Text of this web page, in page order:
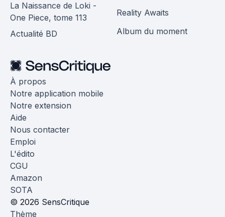
La Naissance de Loki -
One Piece, tome 113
Actualité BD
Reality Awaits
Album du moment
À propos
Notre application mobile
Notre extension
Aide
Nous contacter
Emploi
L'édito
CGU
Amazon
SOTA
© 2026 SensCritique
Thème